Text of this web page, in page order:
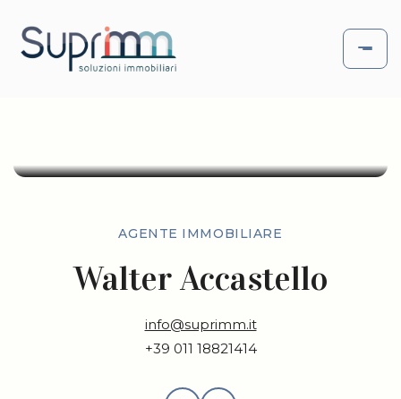
AGENTE IMMOBILIARE
Walter Accastello
info@suprimm.it
+39 011 18821414